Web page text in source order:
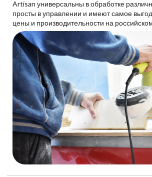
Artisan универсальны в обработке
просты в управлении и имеют самое
цены и производительности на